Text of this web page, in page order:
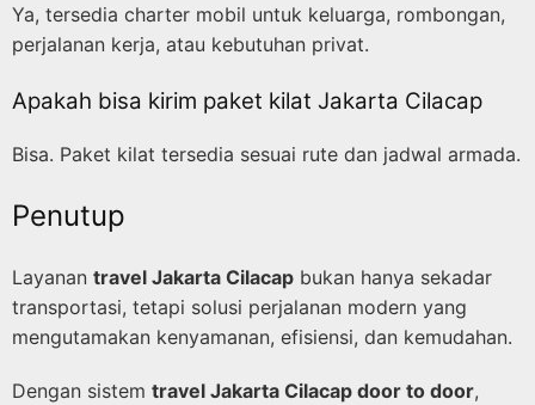
Ya, tersedia charter mobil untuk keluarga, rombongan,
perjalanan kerja, atau kebutuhan privat.
Apakah bisa kirim paket kilat Jakarta Cilacap
Bisa. Paket kilat tersedia sesuai rute dan jadwal armada.
Penutup
Layanan travel Jakarta Cilacap bukan hanya sekadar
transportasi, tetapi solusi perjalanan modern yang
mengutamakan kenyamanan, efisiensi, dan kemudahan.
Dengan sistem travel Jakarta Cilacap door to door,